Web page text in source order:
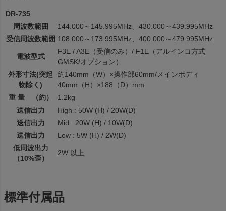
DR-735
周波数範囲
144.000～145.995MHz、430.000～439.995MHz
受信周波数範囲 108.000～173.995MHz、400.000～479.995MHz
電波型式
F3E / A3E（受信のみ）/ F1E（アルインコ方式
GMSK/オプション）
外形寸法(突起
物除く)
約140mm（W）×操作部60mm/メインボディ
40mm（H）×188（D）mm
重 量 （約）
1.2kg
送信出力
High : 50W (H) / 20W(D)
送信出力
Mid : 20W (H) / 10W(D)
送信出力
Low : 5W (H) / 2W(D)
低周波出力
（10%歪）
2W 以上
標準付属品